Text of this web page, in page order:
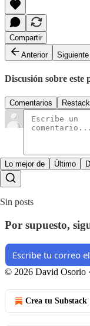
Compartir
Anterior
Siguiente
Discusión sobre este
Comentarios
Lo mejor de Último
Sin posts
Por supuesto,
© 2026 David Osorio ·
Crea tu Substack